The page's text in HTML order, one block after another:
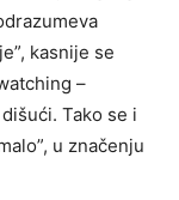
kasnije se
–
Tako se i
u značenju